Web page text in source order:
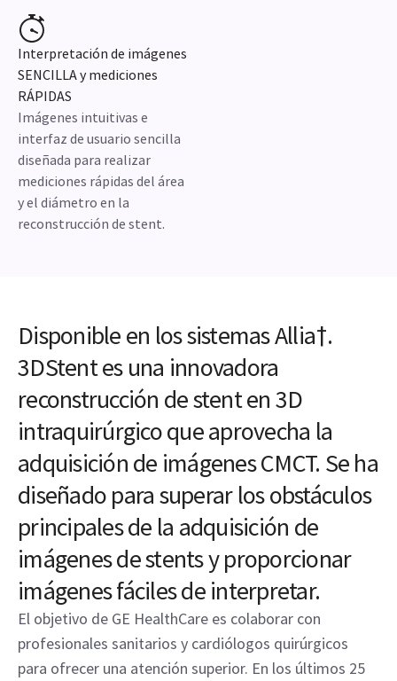
Interpretación de imágenes
SENCILLA y mediciones
RÁPIDAS
Imágenes intuitivas e
interfaz de usuario sencilla
diseñada para realizar
mediciones rápidas del área
y el diámetro en la
reconstrucción de stent.
Disponible en los sistemas Allia†.
3DStent es una innovadora
reconstrucción de stent en 3D
intraquirúrgico que aprovecha la
adquisición de imágenes CMCT. Se ha
diseñado para superar los obstáculos
principales de la adquisición de
imágenes de stents y proporcionar
imágenes fáciles de interpretar.
El objetivo de GE HealthCare es colaborar con
profesionales sanitarios y cardiólogos quirúrgicos
para ofrecer una atención superior. En los últimos 25